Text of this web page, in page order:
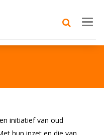
initiatief van oud